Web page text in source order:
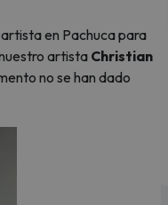
en Pachuca para
artista Christian
no se han dado